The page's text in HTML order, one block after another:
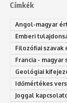
Címkék
Angol-magyar
Emberi
Filozófiai szavak
Francia - magyar
Geológiai
Időmértékes
Joggal